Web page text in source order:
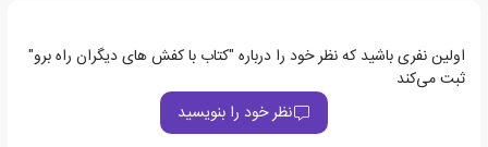
اولین نفری باشید که نظر خود را درباره "کتاب با کفش های دیگران راه برو"
ثبت می‌کند
نظر خود را بنویسید